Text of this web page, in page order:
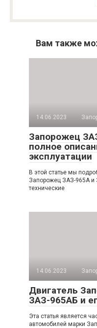
Вам также
14.06.2023
Запорожец
полное
эксплуатации
В этой статье мы
Запорожец ЗАЗ-965А и
технические
14.06.2023
Двигатель
ЗАЗ-965АБ и
Эта статья является
автомобилей марки